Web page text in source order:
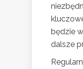
będzie
dalsze